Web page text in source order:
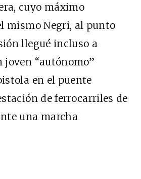
cuyo máximo
mismo Negri, al punto
llegué incluso a
“autónomo”
en el puente
de ferrocarriles de
una marcha